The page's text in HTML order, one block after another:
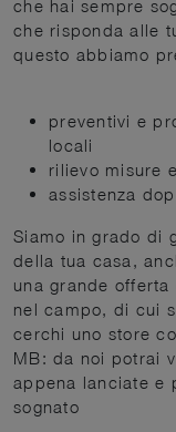
che hai sempre
che risponda alle
questo abbiamo
preventivi e
locali
rilievo misure
assistenza
Siamo in grado di
della tua casa,
una grande
nel campo, di cui
cerchi uno store
MB: da noi potrai
appena lanciate e
sognato